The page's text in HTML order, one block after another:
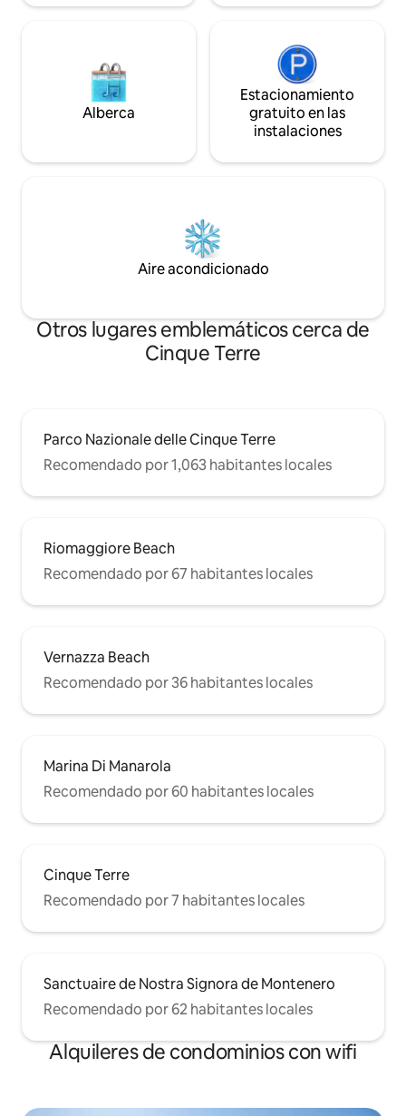
Alberca
Estacionamiento
gratuito en las
instalaciones
Aire acondicionado
Otros lugares emblemáticos cerca de
Cinque Terre
Parco Nazionale delle Cinque Terre
Recomendado por 1,063 habitantes locales
Riomaggiore Beach
Recomendado por 67 habitantes locales
Vernazza Beach
Recomendado por 36 habitantes locales
Marina Di Manarola
Recomendado por 60 habitantes locales
Cinque Terre
Recomendado por 7 habitantes locales
Sanctuaire de Nostra Signora de Montenero
Recomendado por 62 habitantes locales
Alquileres de condominios con wifi